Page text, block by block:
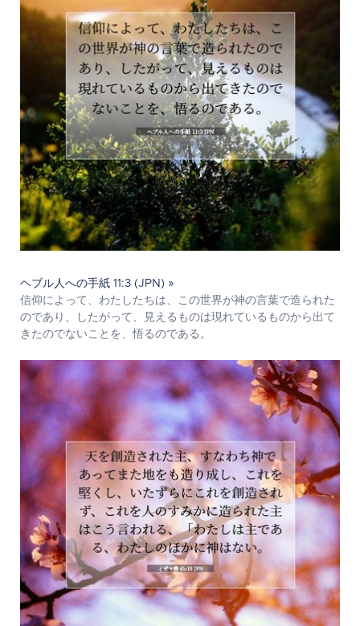
ヘブル人への手紙 11:3 (JPN) »
信仰によって、わたしたちは、この世界が神の言葉で造られた
のであり、したがって、見えるものは現れているものから出て
きたのでないことを、悟るのである。